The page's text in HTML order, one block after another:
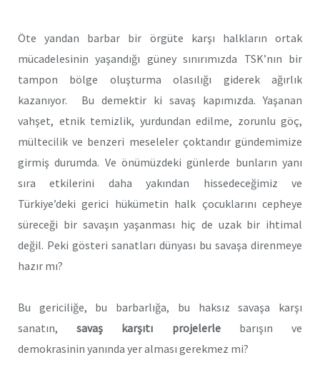
Öte yandan barbar bir örgüte karşı halkların ortak
mücadelesinin yaşandığı güney sınırımızda TSK’nın bir
tampon bölge oluşturma olasılığı giderek ağırlık
kazanıyor. Bu demektir ki savaş kapımızda. Yaşanan
vahşet, etnik temizlik, yurdundan edilme, zorunlu göç,
mültecilik ve benzeri meseleler çoktandır gündemimize
girmiş durumda. Ve önümüzdeki günlerde bunların yanı
sıra etkilerini daha yakından hissedeceğimiz ve
Türkiye’deki gerici hükümetin halk çocuklarını cepheye
süreceği bir savaşın yaşanması hiç de uzak bir ihtimal
değil. Peki gösteri sanatları dünyası bu savaşa direnmeye
hazır mı?
Bu gericiliğe, bu barbarlığa, bu haksız savaşa karşı
sanatın,savaş karşıtı projelerlebarışın ve
demokrasinin yanında yer alması gerekmez mi?